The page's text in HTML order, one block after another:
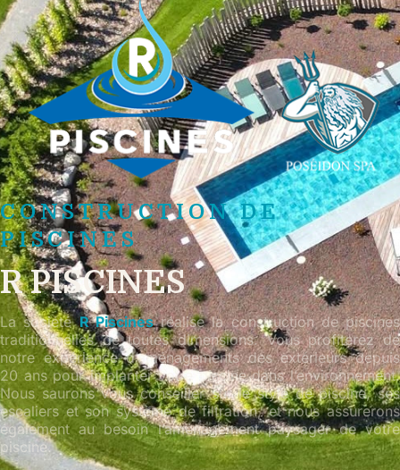
CONSTRUCTION DE
PISCINES
R PISCINES
La sociétéR Piscinesréalise la construction de piscines
traditionnelles de toutes dimensions. Vous profiterez de
notre expérience d’aménagements des extérieurs depuis
20 ans pour implanter votre piscine dans l’environnement.
Nous saurons vous conseiller sur le style de piscine, ses
escaliers et son système de filtration, et nous assurerons
également au besoin l’aménagement paysager de votre
piscine.